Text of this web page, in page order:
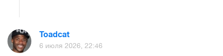
Toadcat
6 июля 2026, 22:46